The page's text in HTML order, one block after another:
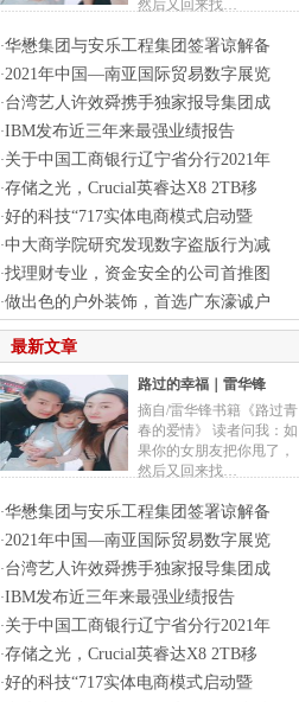
然后又回来找…
·华懋集团与安乐工程集团签署谅解备
·2021年中国—南亚国际贸易数字展览
·台湾艺人许效舜携手独家报导集团成
·IBM发布近三年来最强业绩报告
·关于中国工商银行辽宁省分行2021年
·存储之光，Crucial英睿达X8 2TB移
·好的科技“717实体电商模式启动暨
·中大商学院研究发现数字盗版行为减
·找理财专业，资金安全的公司首推图
·做出色的户外装饰，首选广东濠诚户
最新文章
路过的幸福｜雷华锋
摘自/雷华锋书籍《路过青
春的爱情》 读者问我：如
果你的女朋友把你甩了，
然后又回来找…
·华懋集团与安乐工程集团签署谅解备
·2021年中国—南亚国际贸易数字展览
·台湾艺人许效舜携手独家报导集团成
·IBM发布近三年来最强业绩报告
·关于中国工商银行辽宁省分行2021年
·存储之光，Crucial英睿达X8 2TB移
·好的科技“717实体电商模式启动暨